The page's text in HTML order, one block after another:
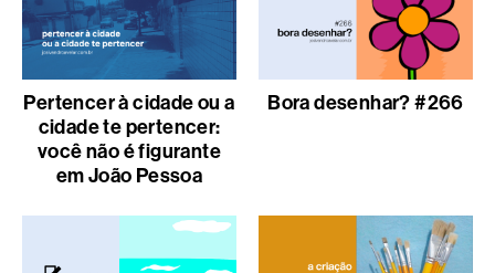
Pertencer à cidade ou a
cidade te pertencer:
você não é figurante
em João Pessoa
Bora desenhar? #266